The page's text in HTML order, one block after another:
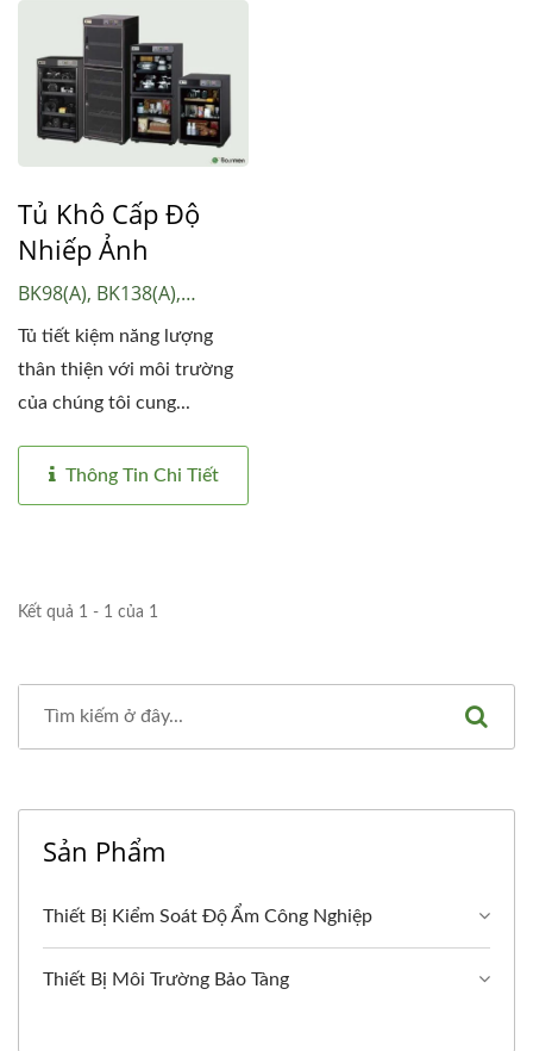
Tủ Khô Cấp Độ
Nhiếp Ảnh
BK98(A), BK138(A),
BK198(A), BK158(A),
BK238(A)
Tủ tiết kiệm năng lượng
thân thiện với môi trường
của chúng tôi cung...
Thông Tin Chi Tiết
Kết quả 1 - 1 của 1
Sản Phẩm
Thiết Bị Kiểm Soát Độ Ẩm Công Nghiệp
Thiết Bị Môi Trường Bảo Tàng